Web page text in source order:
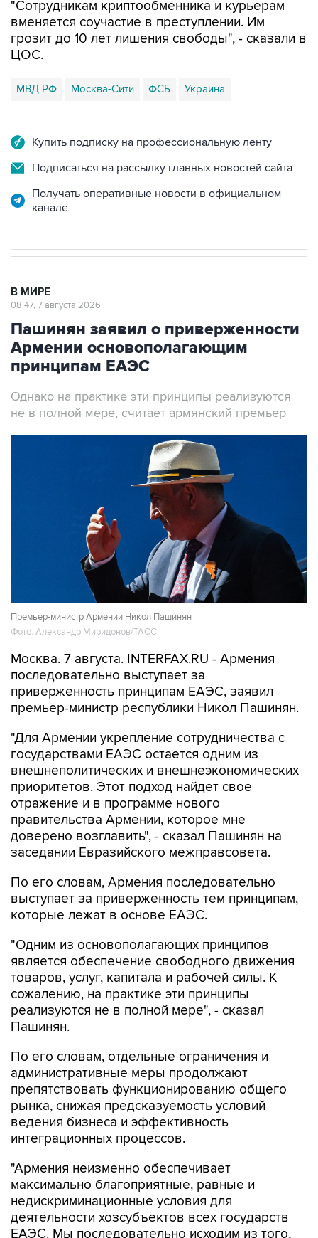
"Сотрудникам криптообменника и курьерам
вменяется соучастие в преступлении. Им
грозит до 10 лет лишения свободы", - сказали в
ЦОС.
МВД РФ Москва-Сити ФСБ Украина
Купить подписку на профессиональную ленту
Подписаться на рассылку главных новостей сайта
Получать оперативные новости в официальном
канале
В МИРЕ
08:47, 7 августа 2026
Пашинян заявил о приверженности
Армении основополагающим
принципам ЕАЭС
Однако на практике эти принципы реализуются
не в полной мере, считает армянский премьер
Премьер-министр Армении Никол Пашинян
Фото: Александр Миридонов/ТАСС
Москва. 7 августа. INTERFAX.RU - Армения
последовательно выступает за
приверженность принципам ЕАЭС, заявил
премьер-министр республики Никол Пашинян.
"Для Армении укрепление сотрудничества с
государствами ЕАЭС остается одним из
внешнеполитических и внешнеэкономических
приоритетов. Этот подход найдет свое
отражение и в программе нового
правительства Армении, которое мне
доверено возглавить", - сказал Пашинян на
заседании Евразийского межправсовета.
По его словам, Армения последовательно
выступает за приверженность тем принципам,
которые лежат в основе ЕАЭС.
"Одним из основополагающих принципов
является обеспечение свободного движения
товаров, услуг, капитала и рабочей силы. К
сожалению, на практике эти принципы
реализуются не в полной мере", - сказал
Пашинян.
По его словам, отдельные ограничения и
административные меры продолжают
препятствовать функционированию общего
рынка, снижая предсказуемость условий
ведения бизнеса и эффективность
интеграционных процессов.
"Армения неизменно обеспечивает
максимально благоприятные, равные и
недискриминационные условия для
деятельности хозсубъектов всех государств
ЕАЭС. Мы последовательно исходим из того,